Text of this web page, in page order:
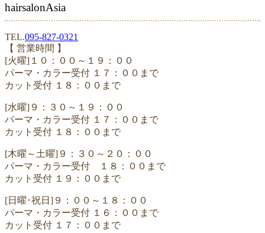
hairsalonAsia
TEL.095-827-0321
【 営業時間 】
[火曜]１０：００～１９：００
パーマ・カラー受付 １７：００まで
カット受付 １８：００まで
[水曜]９：３０～１９：００
パーマ・カラー受付 １７：００まで
カット受付 １８：００まで
[木曜～土曜]９：３０～２０：００
パーマ・カラー受付 １８：００まで
カット受付 １９：００まで
[日曜･祝日]９：００～１８：００
パーマ・カラー受付 １６：００まで
カット受付 １７：００まで